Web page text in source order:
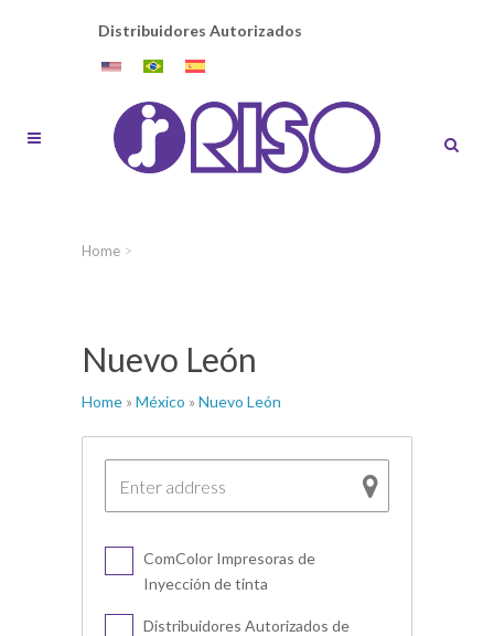
Distribuidores Autorizados
Home >
Nuevo León
Home » México » Nuevo León
ComColor Impresoras de
Inyección de tinta
Distribuidores Autorizados de